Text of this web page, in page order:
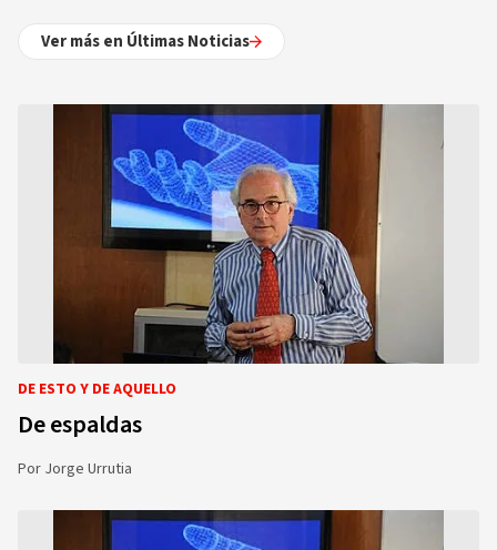
Ver más en Últimas Noticias
DE ESTO Y DE AQUELLO
De espaldas
Por Jorge Urrutia